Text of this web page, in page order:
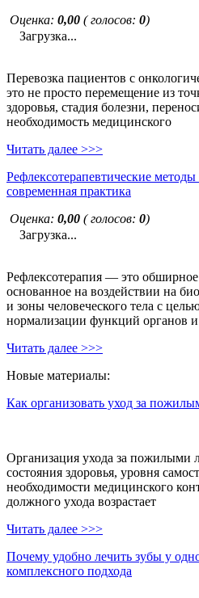
Оценка: 0,00 ( голосов: 0)
Загрузка...
Перевозка пациентов с
это не просто перемещение из
здоровья, стадия болезни,
необходимость медицинского
Читать далее >>>
Рефлексотерапевтические
современная практика
Оценка: 0,00 ( голосов: 0)
Загрузка...
Рефлексотерапия — это
основанное на воздействии на
и зоны человеческого тела с
нормализации функций органов и
Читать далее >>>
Новые материалы:
Как организовать уход за
Организация ухода за пожилыми
состояния здоровья, уровня
необходимости медицинского
должного ухода возрастает
Читать далее >>>
Почему удобно лечить зубы у
комплексного подхода